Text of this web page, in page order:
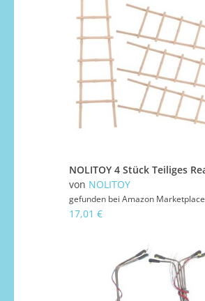
von NOLITOY
gefunden bei Amazon Marketplace
17,01 €